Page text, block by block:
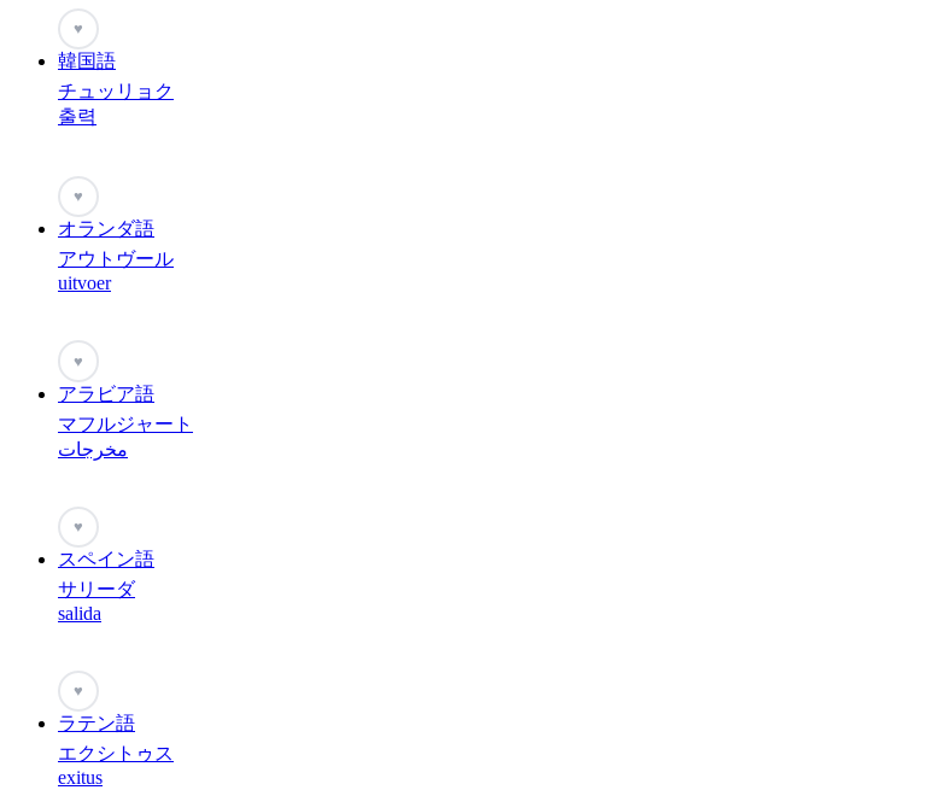
♥
韓国語
チュッリョク
출력
♥
オランダ語
アウトヴール
uitvoer
♥
アラビア語
マフルジャート
مخرجات
♥
スペイン語
サリーダ
salida
♥
ラテン語
エクシトゥス
exitus